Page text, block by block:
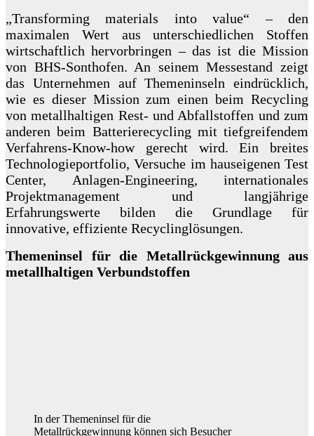
„Transforming materials into value“ – den
maximalen Wert aus unterschiedlichen Stoffen
wirtschaftlich hervorbringen – das ist die Mission
von BHS-Sonthofen. An seinem Messestand zeigt
das Unternehmen auf Themeninseln eindrücklich,
wie es dieser Mission zum einen beim Recycling
von metallhaltigen Rest- und Abfallstoffen und zum
anderen beim Batterierecycling mit tiefgreifendem
Verfahrens-Know-how gerecht wird. Ein breites
Technologieportfolio, Versuche im hauseigenen Test
Center, Anlagen-Engineering, internationales
Projektmanagement und langjährige
Erfahrungswerte bilden die Grundlage für
innovative, effiziente Recyclinglösungen.
Themeninsel für die Metallrückgewinnung aus
metallhaltigen Verbundstoffen
In der Themeninsel für die
Metallrückgewinnung können sich Besucher